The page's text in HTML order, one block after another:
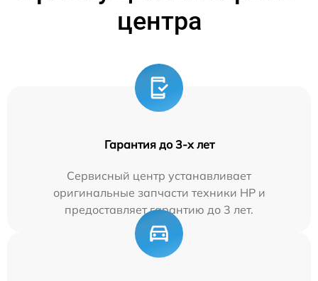
центра
Гарантия до 3-х лет
Сервисный центр устанавливает
оригинальные запчасти техники HP и
предоставляет гарантию до 3 лет.